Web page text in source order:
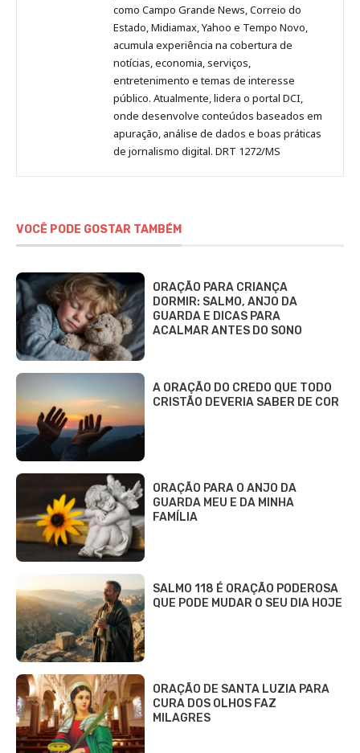
como Campo Grande News, Correio do
Estado, Midiamax, Yahoo e Tempo Novo,
acumula experiência na cobertura de
notícias, economia, serviços,
entretenimento e temas de interesse
público. Atualmente, lidera o portal DCI,
onde desenvolve conteúdos baseados em
apuração, análise de dados e boas práticas
de jornalismo digital. DRT 1272/MS
VOCÊ PODE GOSTAR TAMBÉM
ORAÇÃO PARA CRIANÇA
DORMIR: SALMO, ANJO DA
GUARDA E DICAS PARA
ACALMAR ANTES DO SONO
A ORAÇÃO DO CREDO QUE TODO
CRISTÃO DEVERIA SABER DE COR
ORAÇÃO PARA O ANJO DA
GUARDA MEU E DA MINHA
FAMÍLIA
SALMO 118 É ORAÇÃO PODEROSA
QUE PODE MUDAR O SEU DIA HOJE
ORAÇÃO DE SANTA LUZIA PARA
CURA DOS OLHOS FAZ
MILAGRES